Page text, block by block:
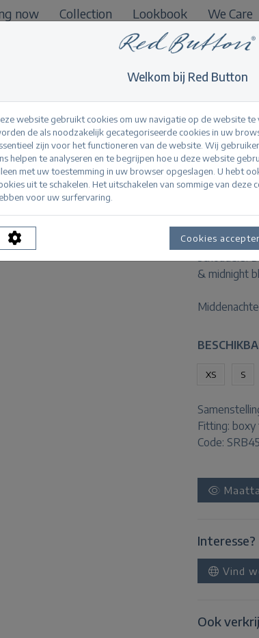
now Collection Lookbook We Care
B2B
Skyler
De Skyler
schouders.
& midnight
XS S
Fitting:
Code:
Interesse?
Vind
Ook
Welkom bij Red Button
website gebruikt cookies om uw navigatie op de website te
de als noodzakelijk gecategoriseerde cookies in uw
zijn voor het functioneren van de website. Wij
helpen te analyseren en te begrijpen hoe u deze website
met uw toestemming in uw browser opgeslagen. U hebt
uit te schakelen. Het uitschakelen van sommige van deze
voor uw surfervaring.
Cookies